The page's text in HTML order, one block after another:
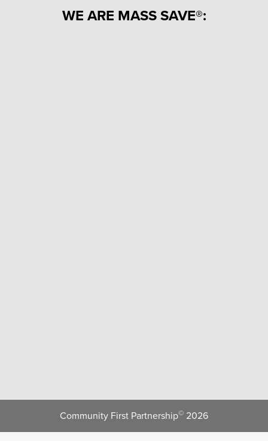
WE ARE MASS SAVE®:
Community First Partnership© 2026